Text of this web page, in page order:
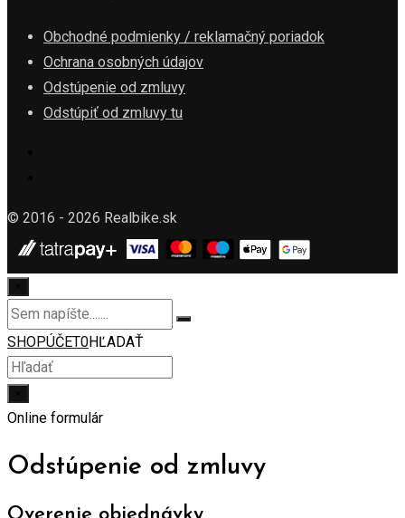
Obchodné podmienky / reklamačný poriadok
Ochrana osobných údajov
Odstúpenie od zmluvy
Odstúpiť od zmluvy tu
© 2016 - 2026 Realbike.sk
SHOPÚČET0HĽADAŤ
Online formulár
Odstúpenie od zmluvy